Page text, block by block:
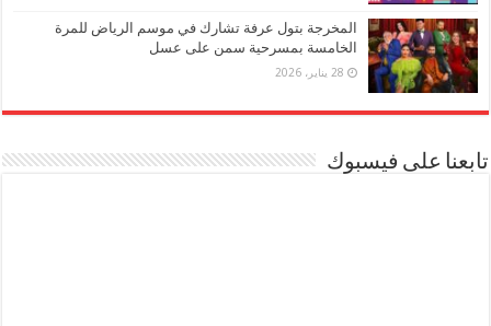
المخرجة بتول عرفة تشارك في موسم الرياض للمرة
الخامسة بمسرحية سمن على عسل
28 يناير، 2026
تابعنا على فيسبوك